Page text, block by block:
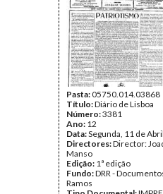
Pasta:05750.014.03868
Título:Diário de Lisboa
Número:3381
Ano: 12
Data:Segunda, 11 de
Directores:Director:
Manso
Edição: 1ª edição
Fundo:DRR -
Ramos